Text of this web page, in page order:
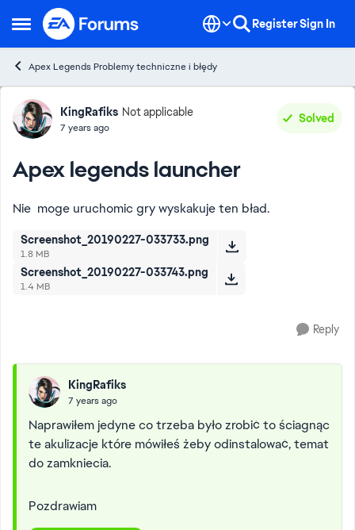
Open Side Menu
Skip to content RegisterSign In
Apex Legends Problemy techniczne i błędy
Forum Discussion
KingRafiks Not applicable
7 years ago
Solved
Apex legends launcher
Nie moge uruchomic gry wyskakuje ten bład.
Screenshot_20190227-033733.png
1.8 MB
Screenshot_20190227-033743.png
1.4 MB
Reply
KingRafiks
7 years ago
Naprawiłem jedyne co trzeba było zrobić to ściagnąc
te akulizacje które mówiłeś żeby odinstalować, temat
do zamkniecia.
Pozdrawiam